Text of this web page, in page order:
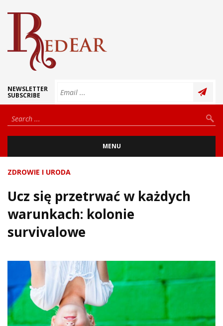
NEWSLETTER
SUBSCRIBE
MENU
ZDROWIE I URODA
Ucz się przetrwać w każdych
warunkach: kolonie
survivalowe